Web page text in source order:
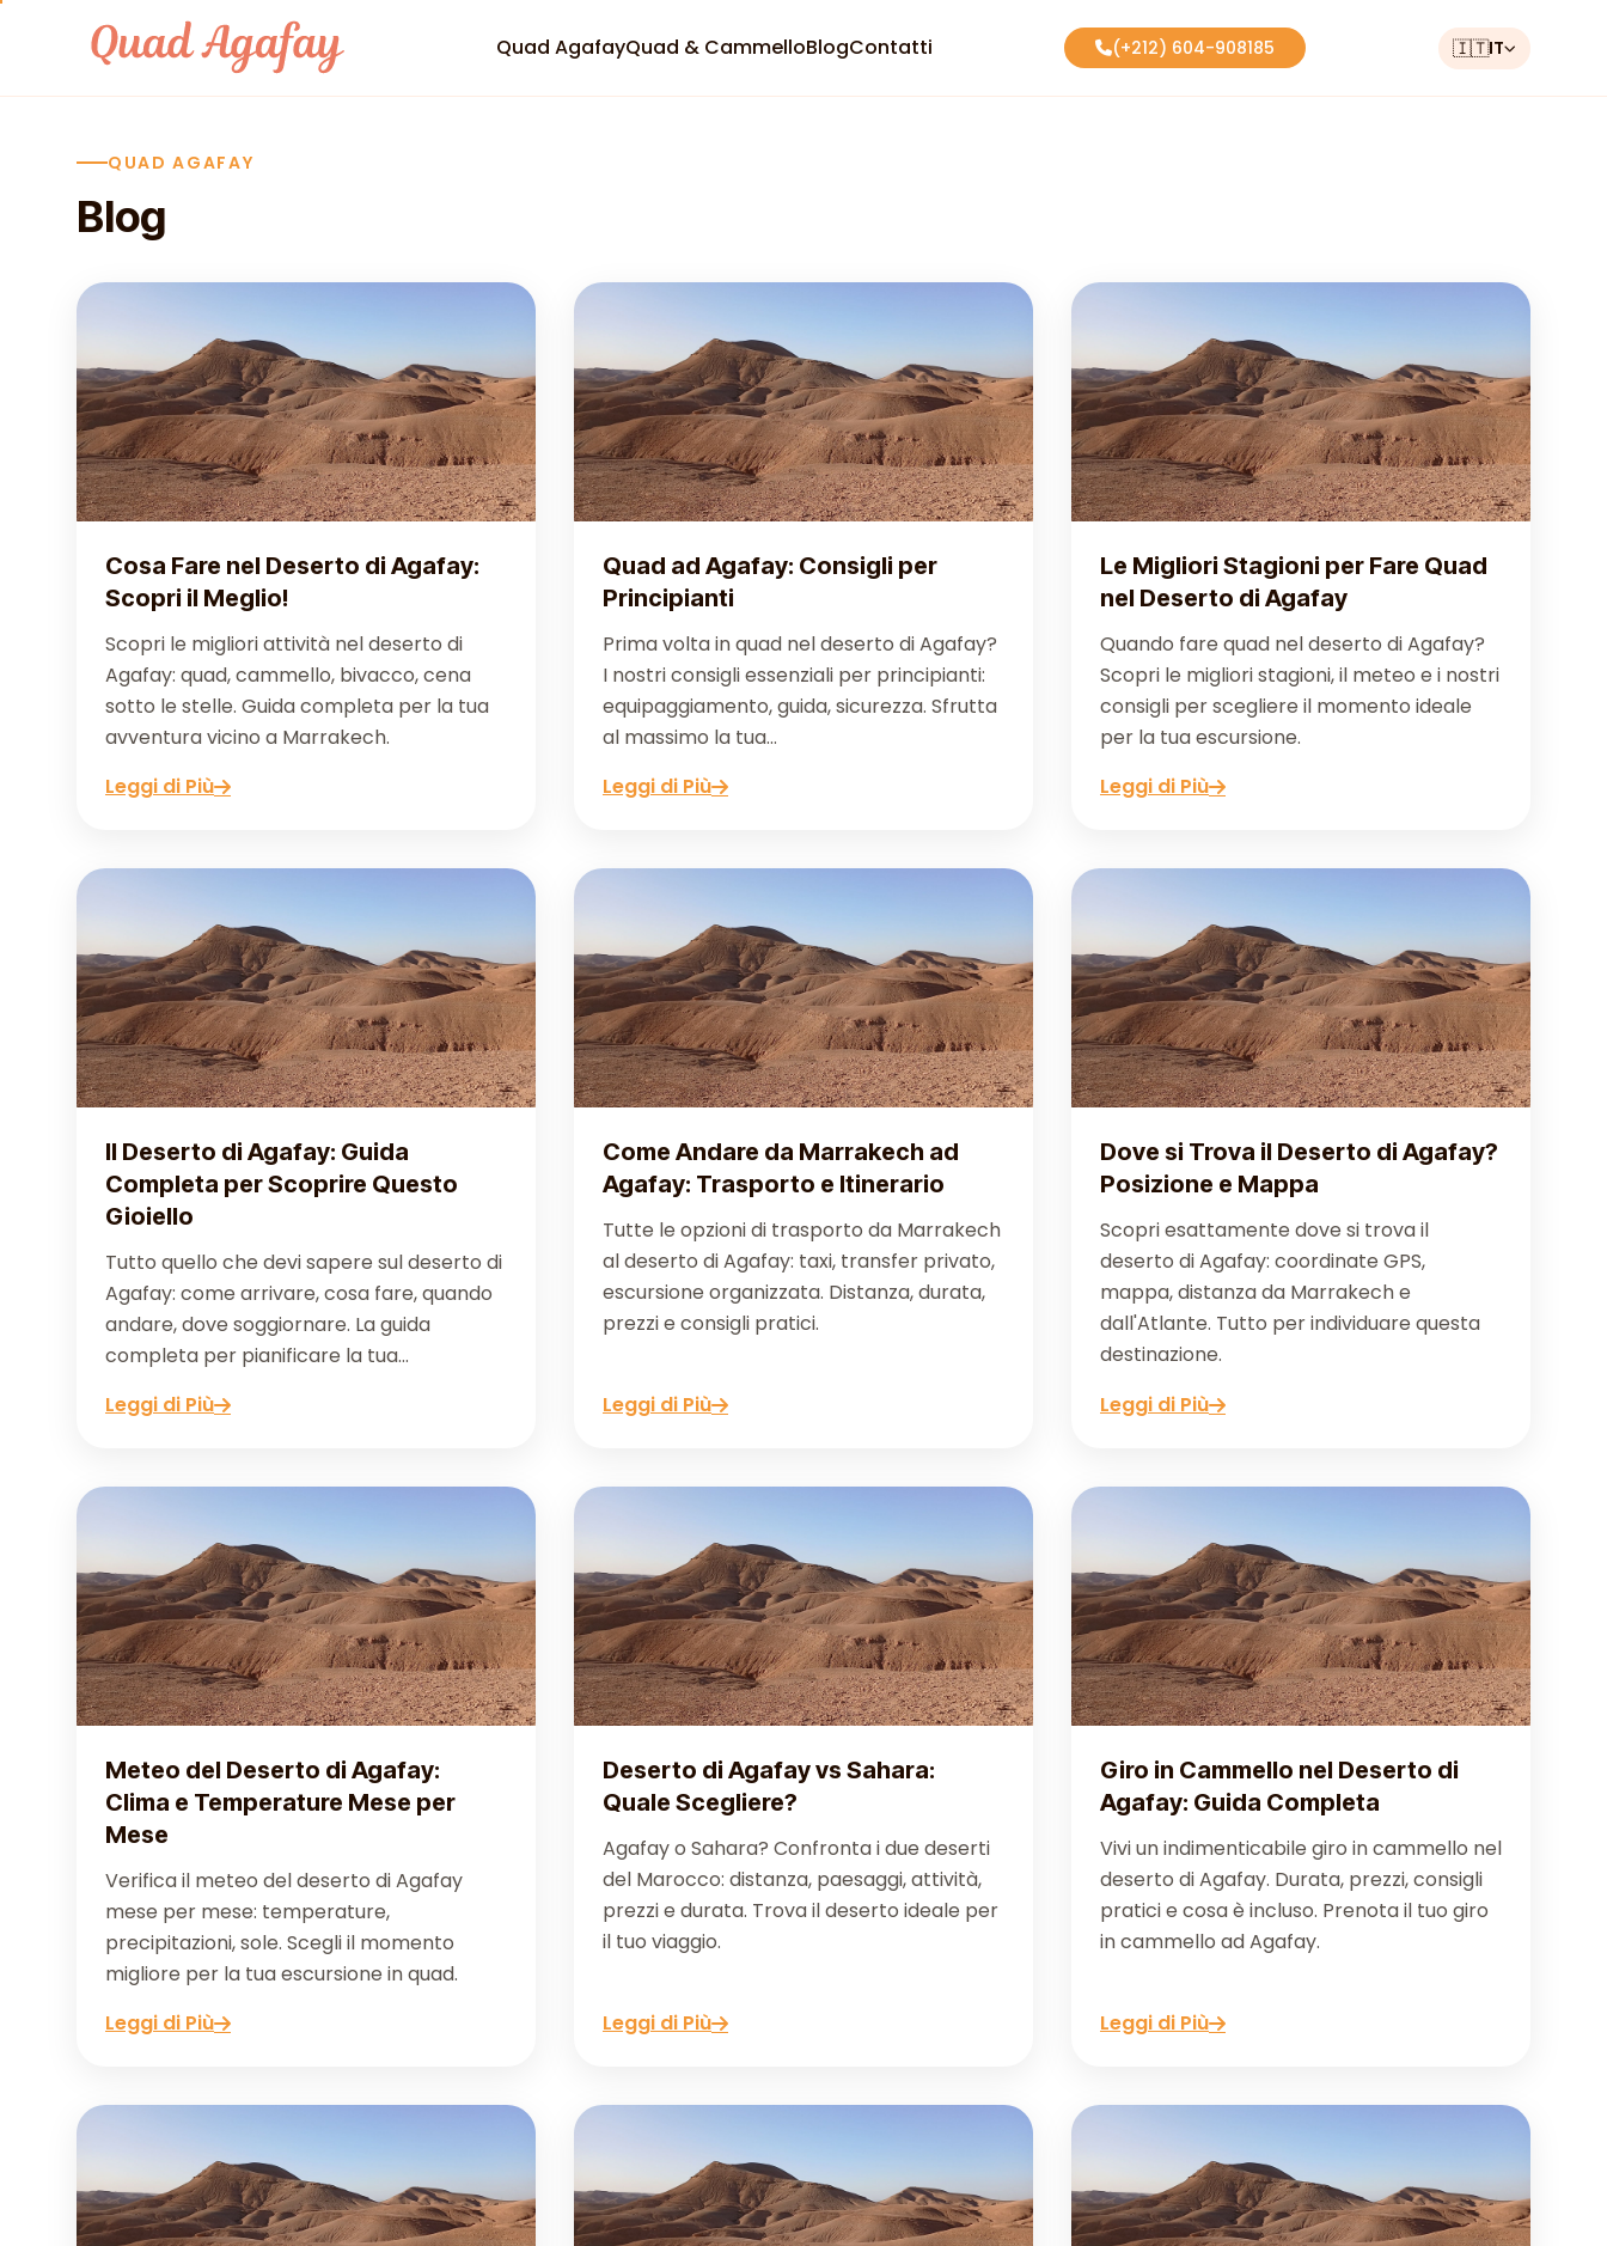
Skip to content
Quad AgafayQuad & CammelloBlogContatti (+212) 604-908185 🇮🇹IT
QUAD AGAFAY
Blog
Cosa Fare nel Deserto di Agafay:
Scopri il Meglio!
Scopri le migliori attività nel deserto di
Agafay: quad, cammello, bivacco, cena
sotto le stelle. Guida completa per la tua
avventura vicino a Marrakech.
Leggi di Più
Quad ad Agafay: Consigli per
Principianti
Prima volta in quad nel deserto di Agafay?
I nostri consigli essenziali per principianti:
equipaggiamento, guida, sicurezza. Sfrutta
al massimo la tua...
Leggi di Più
Le Migliori Stagioni per Fare Quad
nel Deserto di Agafay
Quando fare quad nel deserto di Agafay?
Scopri le migliori stagioni, il meteo e i nostri
consigli per scegliere il momento ideale
per la tua escursione.
Leggi di Più
Il Deserto di Agafay: Guida
Completa per Scoprire Questo
Gioiello
Tutto quello che devi sapere sul deserto di
Agafay: come arrivare, cosa fare, quando
andare, dove soggiornare. La guida
completa per pianificare la tua...
Leggi di Più
Come Andare da Marrakech ad
Agafay: Trasporto e Itinerario
Tutte le opzioni di trasporto da Marrakech
al deserto di Agafay: taxi, transfer privato,
escursione organizzata. Distanza, durata,
prezzi e consigli pratici.
Leggi di Più
Dove si Trova il Deserto di Agafay?
Posizione e Mappa
Scopri esattamente dove si trova il
deserto di Agafay: coordinate GPS,
mappa, distanza da Marrakech e
dall'Atlante. Tutto per individuare questa
destinazione.
Leggi di Più
Meteo del Deserto di Agafay:
Clima e Temperature Mese per
Mese
Verifica il meteo del deserto di Agafay
mese per mese: temperature,
precipitazioni, sole. Scegli il momento
migliore per la tua escursione in quad.
Leggi di Più
Deserto di Agafay vs Sahara:
Quale Scegliere?
Agafay o Sahara? Confronta i due deserti
del Marocco: distanza, paesaggi, attività,
prezzi e durata. Trova il deserto ideale per
il tuo viaggio.
Leggi di Più
Giro in Cammello nel Deserto di
Agafay: Guida Completa
Vivi un indimenticabile giro in cammello nel
deserto di Agafay. Durata, prezzi, consigli
pratici e cosa è incluso. Prenota il tuo giro
in cammello ad Agafay.
Leggi di Più